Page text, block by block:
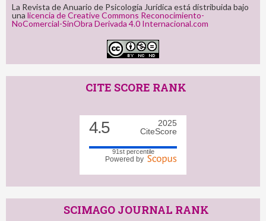
La Revista de Anuario de Psicología Jurídica está distribuida bajo
una licencia de Creative Commons Reconocimiento-
NoComercial-SinObra Derivada 4.0 Internacional.com
CITE SCORE RANK
4.5
2025
CiteScore
91st percentile
Powered by
SCIMAGO JOURNAL RANK